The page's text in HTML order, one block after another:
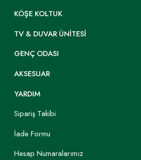
KÖŞE KOLTUK
TV & DUVAR ÜNITESI
GENÇ ODASI
AKSESUAR
YARDIM
Sipariş Takibi
İade Formu
Hesap Numaralarımız